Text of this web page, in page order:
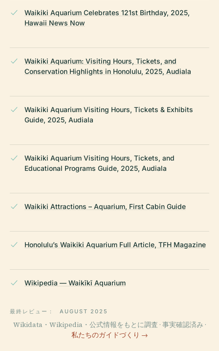
Waikiki Aquarium Celebrates 121st Birthday, 2025,
Hawaii News Now
Waikiki Aquarium: Visiting Hours, Tickets, and
Conservation Highlights in Honolulu, 2025, Audiala
Waikiki Aquarium Visiting Hours, Tickets & Exhibits
Guide, 2025, Audiala
Waikiki Aquarium Visiting Hours, Tickets, and
Educational Programs Guide, 2025, Audiala
Waikiki Attractions – Aquarium, First Cabin Guide
Honolulu’s Waikiki Aquarium Full Article, TFH Magazine
Wikipedia — Waikīkī Aquarium
最終レビュー： AUGUST 2025
Wikidata・Wikipedia・公式情報をもとに調査 · 事実確認済み ·
私たちのガイドづくり →